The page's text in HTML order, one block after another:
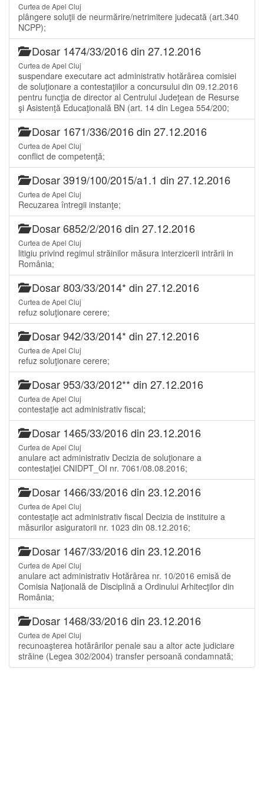
Curtea de Apel Cluj
plângere soluţii de neurmărire/netrimitere judecată (art.340
NCPP);
Dosar 1474/33/2016 din 27.12.2016
Curtea de Apel Cluj
suspendare executare act administrativ hotărârea comisiei
de soluţionare a contestaţiilor a concursului din 09.12.2016
pentru funcţia de director al Centrului Judeţean de Resurse
şi Asistenţă Educaţională BN (art. 14 din Legea 554/200;
Dosar 1671/336/2016 din 27.12.2016
Curtea de Apel Cluj
conflict de competenţă;
Dosar 3919/100/2015/a1.1 din 27.12.2016
Curtea de Apel Cluj
Recuzarea întregii instanţe;
Dosar 6852/2/2016 din 27.12.2016
Curtea de Apel Cluj
litigiu privind regimul străinilor măsura interzicerii intrării in
România;
Dosar 803/33/2014* din 27.12.2016
Curtea de Apel Cluj
refuz soluţionare cerere;
Dosar 942/33/2014* din 27.12.2016
Curtea de Apel Cluj
refuz soluţionare cerere;
Dosar 953/33/2012** din 27.12.2016
Curtea de Apel Cluj
contestaţie act administrativ fiscal;
Dosar 1465/33/2016 din 23.12.2016
Curtea de Apel Cluj
anulare act administrativ Decizia de soluţionare a
contestaţiei CNIDPT_OI nr. 7061/08.08.2016;
Dosar 1466/33/2016 din 23.12.2016
Curtea de Apel Cluj
contestaţie act administrativ fiscal Decizia de instituire a
măsurilor asiguratorii nr. 1023 din 08.12.2016;
Dosar 1467/33/2016 din 23.12.2016
Curtea de Apel Cluj
anulare act administrativ Hotărârea nr. 10/2016 emisă de
Comisia Naţională de Disciplină a Ordinului Arhitecţilor din
România;
Dosar 1468/33/2016 din 23.12.2016
Curtea de Apel Cluj
recunoaşterea hotărârilor penale sau a altor acte judiciare
străine (Legea 302/2004) transfer persoană condamnată;